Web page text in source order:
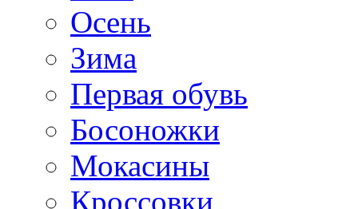
Осень
Зима
Первая обувь
Босоножки
Мокасины
Кроссовки